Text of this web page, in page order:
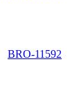
BRO-11592